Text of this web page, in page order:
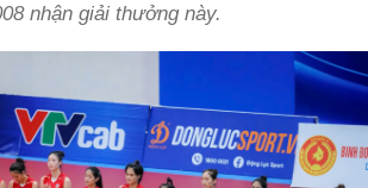
nhận giải thưởng này.